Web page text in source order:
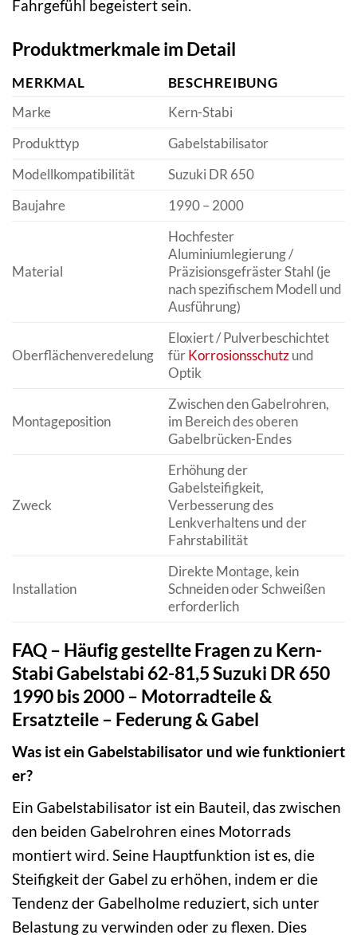
Fahrgefühl begeistert sein.
Produktmerkmale im Detail
MERKMAL
BESCHREIBUNG
Marke
Kern-Stabi
Produkttyp
Gabelstabilisator
Modellkompatibilität
Suzuki DR 650
Baujahre
1990 – 2000
Material
Hochfester
Aluminiumlegierung /
Präzisionsgefräster Stahl (je
nach spezifischem Modell und
Ausführung)
Oberflächenveredelung
Eloxiert / Pulverbeschichtet
fürKorrosionsschutzund
Optik
Montageposition
Zwischen den Gabelrohren,
im Bereich des oberen
Gabelbrücken-Endes
Zweck
Erhöhung der
Gabelsteifigkeit,
Verbesserung des
Lenkverhaltens und der
Fahrstabilität
Installation
Direkte Montage, kein
Schneiden oder Schweißen
erforderlich
FAQ – Häufig gestellte Fragen zu Kern-
Stabi Gabelstabi 62-81,5 Suzuki DR 650
1990 bis 2000 – Motorradteile &
Ersatzteile – Federung & Gabel
Was ist ein Gabelstabilisator und wie funktioniert
er?
Ein Gabelstabilisator ist ein Bauteil, das zwischen
den beiden Gabelrohren eines Motorrads
montiert wird. Seine Hauptfunktion ist es, die
Steifigkeit der Gabel zu erhöhen, indem er die
Tendenz der Gabelholme reduziert, sich unter
Belastung zu verwinden oder zu flexen. Dies